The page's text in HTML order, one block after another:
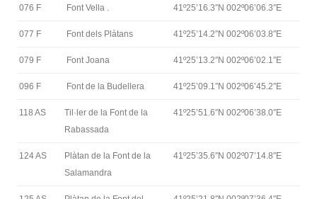
076 F Font Vella . 41º25’16.3″N 002º06’06.3″E
077 F Font dels Plàtans 41º25’14.2″N 002º06’03.8″E
079 F Font Joana 41º25’13.2″N 002º06’02.1″E
096 F Font de la Budellera 41º25’09.1″N 002º06’45.2″E
118 AS
Til·ler de la Font de la
Rabassada
41º25’51.6″N 002º06’38.0″E
124 AS
Plàtan de la Font de la
Salamandra
41º25’35.6″N 002º07’14.8″E